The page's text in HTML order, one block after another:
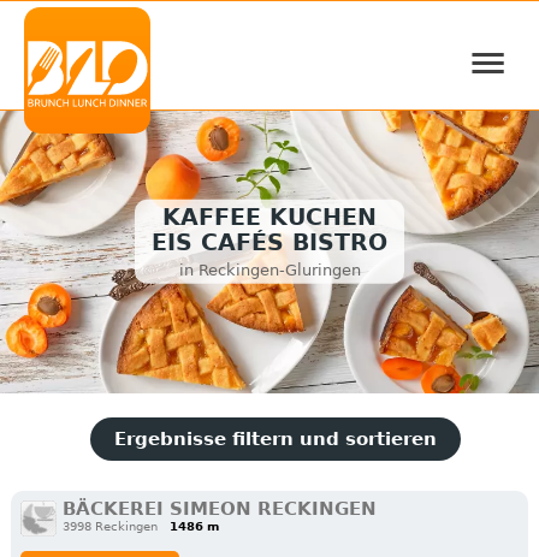
≡
KAFFEE KUCHEN
EIS CAFÉS BISTRO
in Reckingen-Gluringen
Ergebnisse filtern und sortieren
BÄCKEREI SIMEON RECKINGEN
3998 Reckingen 1486 m